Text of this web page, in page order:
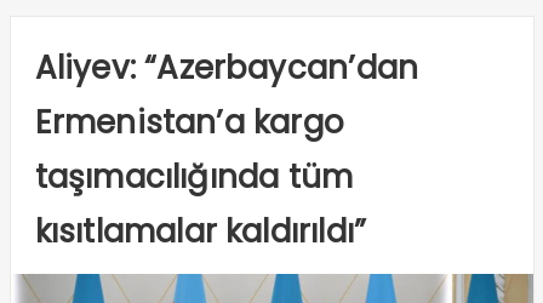
Aliyev: “Azerbaycan’dan
Ermenistan’a kargo
taşımacılığında tüm
kısıtlamalar kaldırıldı”